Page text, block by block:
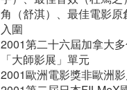
角（舒淇）、最佳電影原
入圍
2001第二十六屆加拿大
「大師影展」單元
2001歐洲電影獎非歐洲